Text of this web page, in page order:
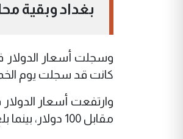
بغداد وبقية
كانت قد سجلت يوم الخميس
مقابل 100 دولار، بينما بلغ سعر الشراء 154,250 ديناراً.